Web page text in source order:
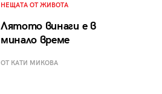
НЕЩАТА ОТ ЖИВОТА
Лятото винаги е в
минало време
ОТ КАТИ МИКОВА